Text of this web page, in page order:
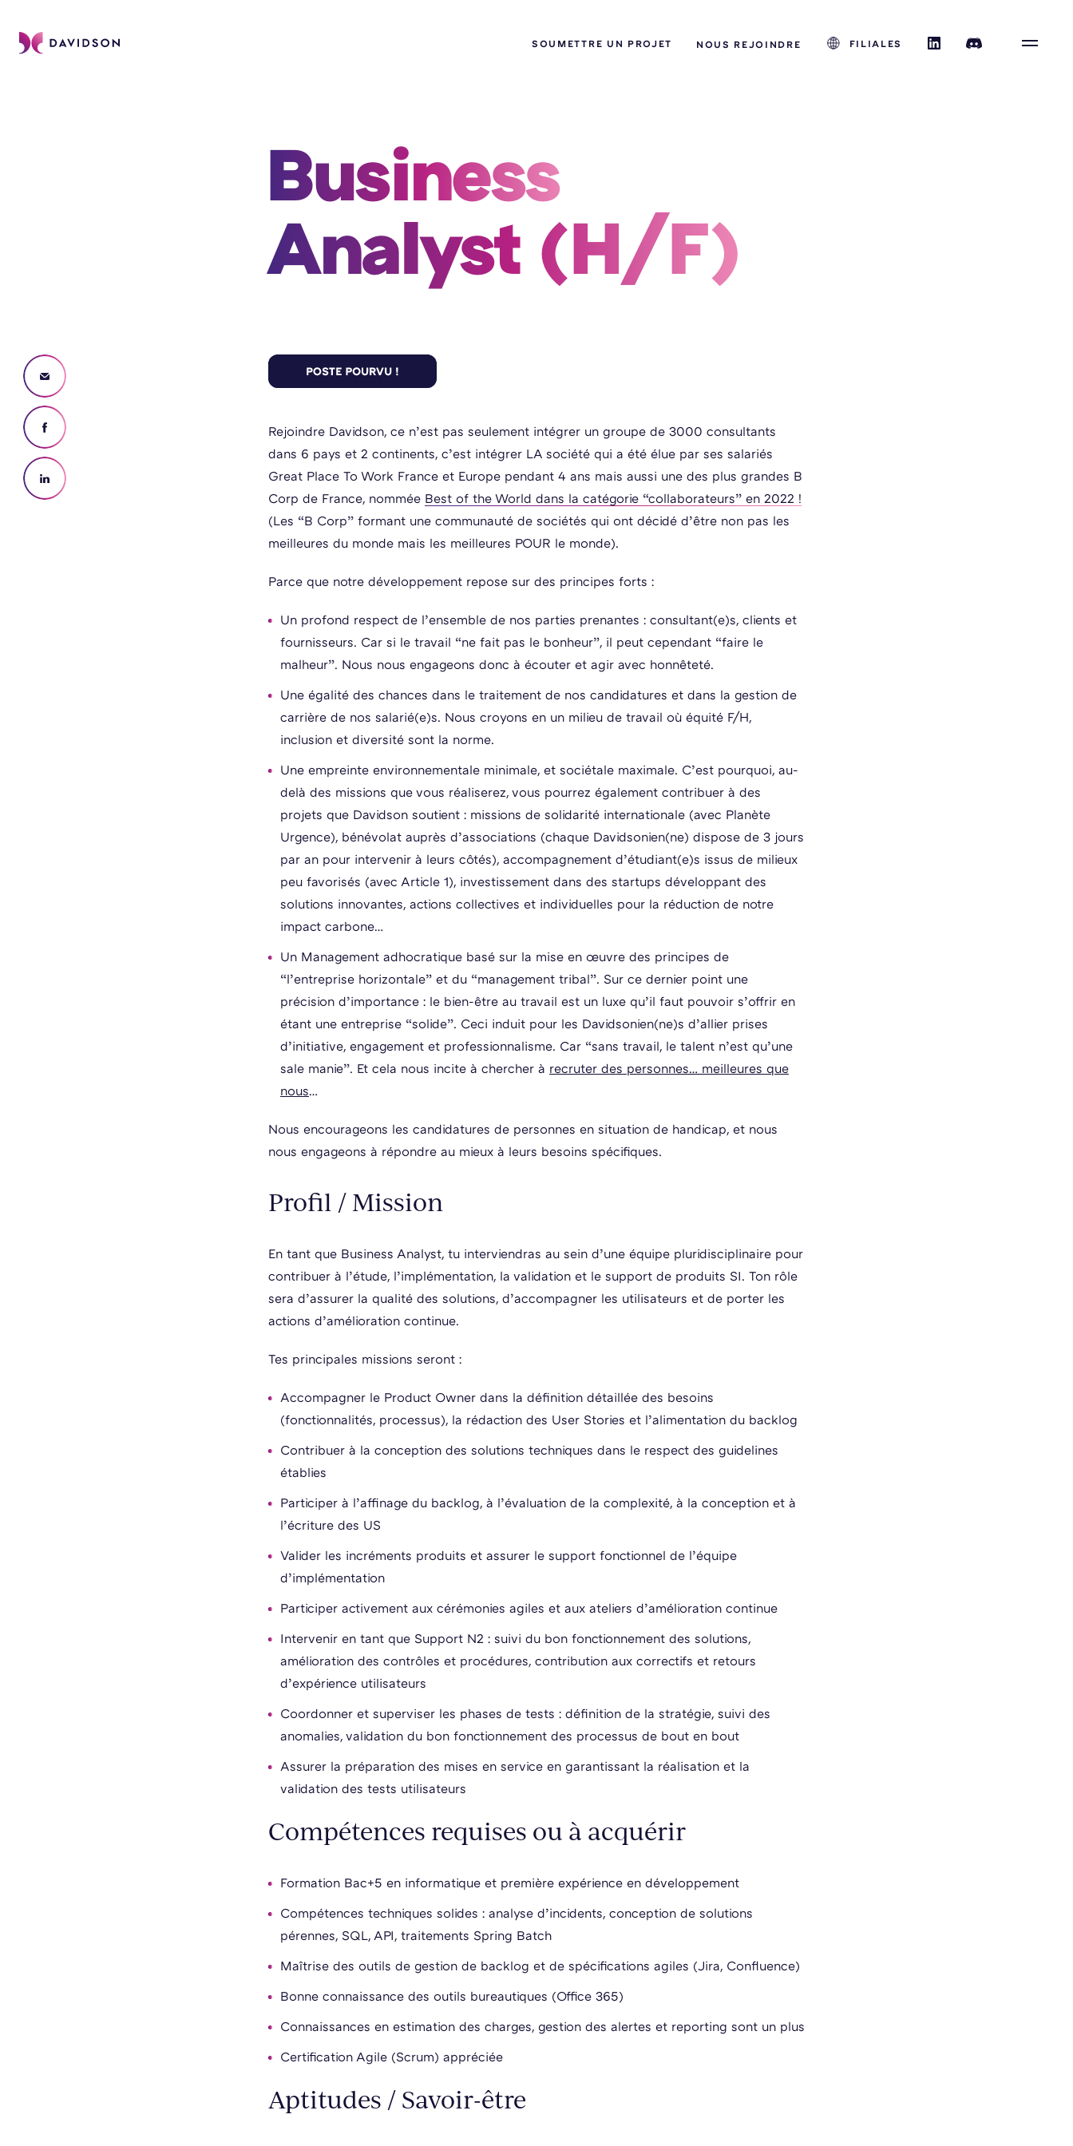
SOUMETTRE UN PROJET NOUS REJOINDRE FILIALES
Business
Analyst (H/F)
Rejoindre Davidson, ce n’est pas seulement intégrer un groupe de 3000 consultants
dans 6 pays et 2 continents, c’est intégrer LA société qui a été élue par ses salariés
Great Place To Work France et Europe pendant 4 ans mais aussi une des plus grandes B
Corp de France, nommée Best of the World dans la catégorie “collaborateurs” en 2022 !
(Les “B Corp” formant une communauté de sociétés qui ont décidé d’être non pas les
meilleures du monde mais les meilleures POUR le monde).
Parce que notre développement repose sur des principes forts :
Un profond respect de l’ensemble de nos parties prenantes : consultant(e)s, clients et
fournisseurs. Car si le travail “ne fait pas le bonheur”, il peut cependant “faire le
malheur”. Nous nous engageons donc à écouter et agir avec honnêteté.
Une égalité des chances dans le traitement de nos candidatures et dans la gestion de
carrière de nos salarié(e)s. Nous croyons en un milieu de travail où équité F/H,
inclusion et diversité sont la norme.
Une empreinte environnementale minimale, et sociétale maximale. C’est pourquoi, au-
delà des missions que vous réaliserez, vous pourrez également contribuer à des
projets que Davidson soutient : missions de solidarité internationale (avec Planète
Urgence), bénévolat auprès d’associations (chaque Davidsonien(ne) dispose de 3 jours
par an pour intervenir à leurs côtés), accompagnement d’étudiant(e)s issus de milieux
peu favorisés (avec Article 1), investissement dans des startups développant des
solutions innovantes, actions collectives et individuelles pour la réduction de notre
impact carbone…
Un Management adhocratique basé sur la mise en œuvre des principes de
“l’entreprise horizontale” et du “management tribal”. Sur ce dernier point une
précision d’importance : le bien-être au travail est un luxe qu’il faut pouvoir s’offrir en
étant une entreprise “solide”. Ceci induit pour les Davidsonien(ne)s d’allier prises
d’initiative, engagement et professionnalisme. Car “sans travail, le talent n’est qu’une
sale manie”. Et cela nous incite à chercher à recruter des personnes… meilleures que
nous…
Nous encourageons les candidatures de personnes en situation de handicap, et nous
nous engageons à répondre au mieux à leurs besoins spécifiques.
Profil / Mission
En tant que Business Analyst, tu interviendras au sein d’une équipe pluridisciplinaire pour
contribuer à l’étude, l’implémentation, la validation et le support de produits SI. Ton rôle
sera d’assurer la qualité des solutions, d’accompagner les utilisateurs et de porter les
actions d’amélioration continue.
Tes principales missions seront :
Accompagner le Product Owner dans la définition détaillée des besoins
(fonctionnalités, processus), la rédaction des User Stories et l’alimentation du backlog
Contribuer à la conception des solutions techniques dans le respect des guidelines
établies
Participer à l’affinage du backlog, à l’évaluation de la complexité, à la conception et à
l’écriture des US
Valider les incréments produits et assurer le support fonctionnel de l’équipe
d’implémentation
Participer activement aux cérémonies agiles et aux ateliers d’amélioration continue
Intervenir en tant que Support N2 : suivi du bon fonctionnement des solutions,
amélioration des contrôles et procédures, contribution aux correctifs et retours
d’expérience utilisateurs
Coordonner et superviser les phases de tests : définition de la stratégie, suivi des
anomalies, validation du bon fonctionnement des processus de bout en bout
Assurer la préparation des mises en service en garantissant la réalisation et la
validation des tests utilisateurs
Compétences requises ou à acquérir
Formation Bac+5 en informatique et première expérience en développement
Compétences techniques solides : analyse d’incidents, conception de solutions
pérennes, SQL, API, traitements Spring Batch
Maîtrise des outils de gestion de backlog et de spécifications agiles (Jira, Confluence)
Bonne connaissance des outils bureautiques (Office 365)
Connaissances en estimation des charges, gestion des alertes et reporting sont un plus
Certification Agile (Scrum) appréciée
Aptitudes / Savoir-être